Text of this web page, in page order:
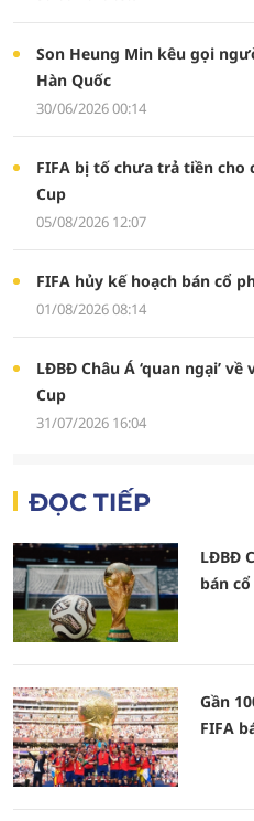
Son Heung Min kêu gọi
Hàn Quốc
30/06/2026 00:14
FIFA bị tố chưa trả tiền cho
Cup
05/08/2026 12:07
FIFA hủy kế hoạch bán cổ
01/08/2026 08:14
LĐBĐ Châu Á ‘quan ngại’
Cup
31/07/2026 16:04
ĐỌC TIẾP
LĐBĐ
bán
Gần
FIFA